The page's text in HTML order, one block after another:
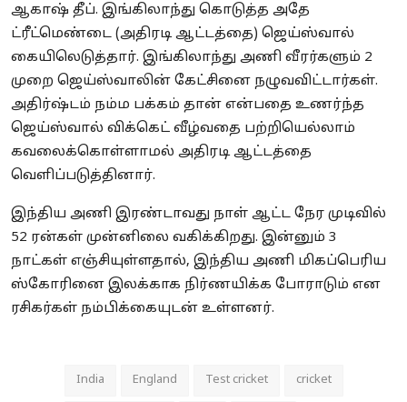
ஆகாஷ் தீப். இங்கிலாந்து கொடுத்த அதே
ட்ரீட்மெண்டை (அதிரடி ஆட்டத்தை) ஜெய்ஸ்வால்
கையிலெடுத்தார். இங்கிலாந்து அணி வீரர்களும் 2
முறை ஜெய்ஸ்வாலின் கேட்சினை நழுவவிட்டார்கள்.
அதிர்ஷ்டம் நம்ம பக்கம் தான் என்பதை உணர்ந்த
ஜெய்ஸ்வால் விக்கெட் வீழ்வதை பற்றியெல்லாம்
கவலைக்கொள்ளாமல் அதிரடி ஆட்டத்தை
வெளிப்படுத்தினார்.
இந்திய அணி இரண்டாவது நாள் ஆட்ட நேர முடிவில்
52 ரன்கள் முன்னிலை வகிக்கிறது. இன்னும் 3
நாட்கள் எஞ்சியுள்ளதால், இந்திய அணி மிகப்பெரிய
ஸ்கோரினை இலக்காக நிர்ணயிக்க போராடும் என
ரசிகர்கள் நம்பிக்கையுடன் உள்ளனர்.
India England Test cricket cricket